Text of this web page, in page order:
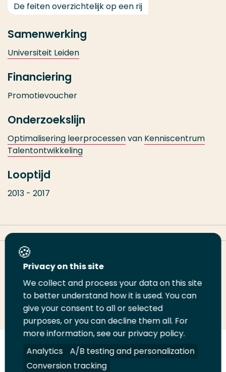
De feiten overzichtelijk op een rij
Samenwerking
Universiteit Leiden
Financiering
Promotievoucher
Onderzoekslijn
Optimalisering leerprocessenvan Kenniscentrum
Talentontwikkeling
Looptijd
2013 - 2017
Deel deze pagina
Deel
LinkedIn
Deel
op
Twitter
Deel
op
Facebook
Email
deze
pagina
Print
deze
pagina
Volg
ons
Volg
ons
Volg
ons
Volg
ons
Privacy on this site
We collect and process your data on this site
to better understand how it is used. You can
give your consent to all or selected
purposes, or you can decline them all. For
more information, see our privacy policy.
Analytics
A/B testing and personalization
Conversion tracking